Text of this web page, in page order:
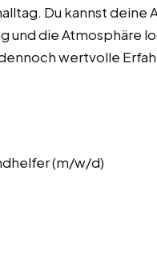
Du kannst
und die
wertvolle
(m/w/d)